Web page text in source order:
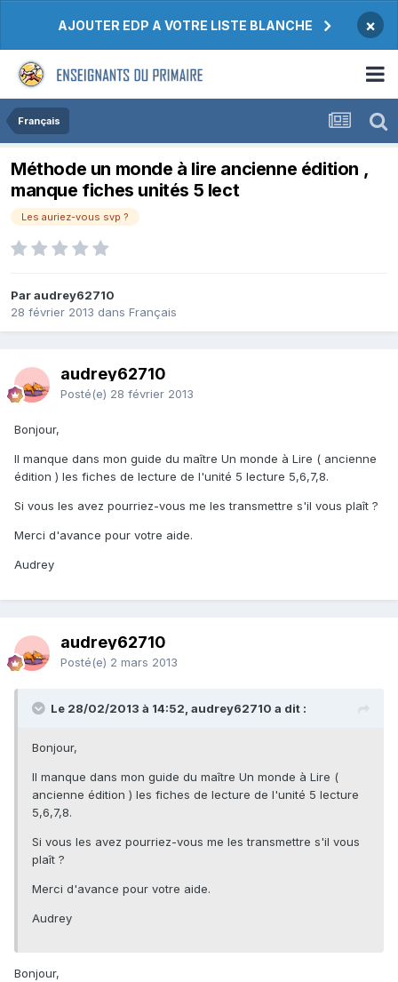
AJOUTER EDP A VOTRE LISTE BLANCHE ×
Français
Méthode un monde à lire ancienne édition ,
manque fiches unités 5 lect
Les auriez-vous svp ?
Par audrey62710
28 février 2013 dans Français
audrey62710
Posté(e) 28 février 2013
Bonjour,
Il manque dans mon guide du maître Un monde à Lire ( ancienne
édition ) les fiches de lecture de l'unité 5 lecture 5,6,7,8.
Si vous les avez pourriez-vous me les transmettre s'il vous plaît ?
Merci d'avance pour votre aide.
Audrey
audrey62710
Posté(e) 2 mars 2013
Le 28/02/2013 à 14:52, audrey62710 a dit :
Bonjour,
Il manque dans mon guide du maître Un monde à Lire (
ancienne édition ) les fiches de lecture de l'unité 5 lecture
5,6,7,8.
Si vous les avez pourriez-vous me les transmettre s'il vous
plaît ?
Merci d'avance pour votre aide.
Audrey
Bonjour,